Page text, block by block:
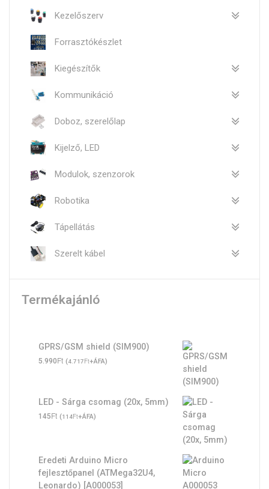
Kezelőszerv
Forrasztókészlet
Kiegészítők
Kommunikáció
Doboz, szerelőlap
Kijelző, LED
Modulok, szenzorok
Robotika
Tápellátás
Szerelt kábel
Termékajánló
GPRS/GSM shield (SIM900)
5.990Ft (4.717Ft+ÁFA)
LED - Sárga csomag (20x, 5mm)
145Ft (114Ft+ÁFA)
Eredeti Arduino Micro
fejlesztőpanel (ATMega32U4,
Leonardo) [A000053]